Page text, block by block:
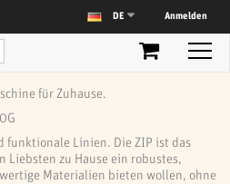
DE Anmelden
für Zuhause.
funktionale Linien. Die ZIP ist das
Liebsten zu Hause ein robustes,
Materialien bieten wollen, ohne